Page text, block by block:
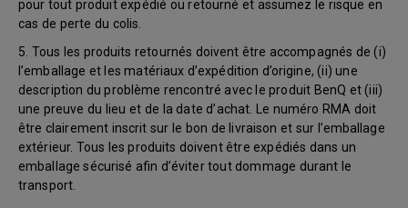
pour tout produit expédié ou retourné et assumez le risque en
cas de perte du colis.
5. Tous les produits retournés doivent être accompagnés de (i)
l’emballage et les matériaux d’expédition d’origine, (ii) une
description du problème rencontré avec le produit BenQ et (iii)
une preuve du lieu et de la date d’achat. Le numéro RMA doit
être clairement inscrit sur le bon de livraison et sur l’emballage
extérieur. Tous les produits doivent être expédiés dans un
emballage sécurisé afin d’éviter tout dommage durant le
transport.